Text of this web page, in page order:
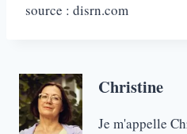
source : disrn.com
Christine
Je m'appelle